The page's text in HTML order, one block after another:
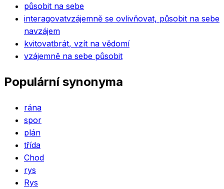
působit na sebe
interagovatvzájemně se ovlivňovat, působit na sebe
navzájem
kvitovatbrát, vzít na vědomí
vzájemně na sebe působit
Populární synonyma
rána
spor
plán
třída
Chod
rys
Rys